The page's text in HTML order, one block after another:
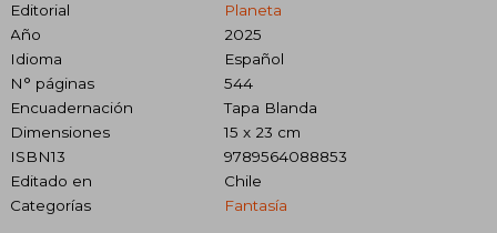
Editorial
Planeta
Año
2025
Idioma
Español
N° páginas
544
Encuadernación
Tapa Blanda
Dimensiones
15 x 23 cm
ISBN13
9789564088853
Editado en
Chile
Categorías
Fantasía